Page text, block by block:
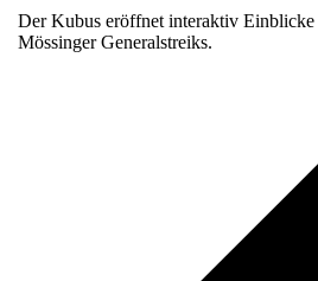
Der Kubus eröffnet interaktiv Einblicke
Mössinger Generalstreiks.